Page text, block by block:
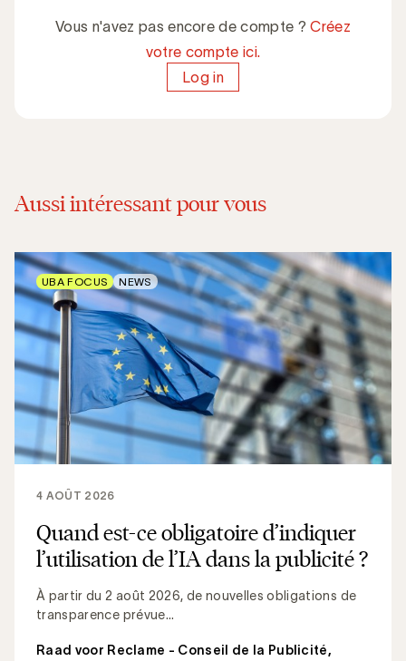
Vous n'avez pas encore de compte ?Créez
votre compte ici.
Log in
Aussi intéressant pour vous
Quand est-ce obligatoire d’indiquer
l’utilisation de l’IA dans la publicité ?
À partir du 2 août 2026, de nouvelles obligations de
transparence prévue...
4 AOÛT 2026
Raad voor Reclame - Conseil de la Publicité,
UBA FOCUS NEWS